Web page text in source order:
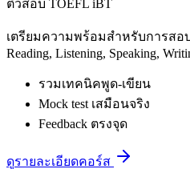
ติวสอบ TOEFL iBT
เตรียมความพร้อมสำหรับการสอบ
Reading, Listening, Speaking,
รวมเทคนิคพูด-เขียน
Mock test เสมือนจริง
Feedback ตรงจุด
ดูรายละเอียดคอร์ส